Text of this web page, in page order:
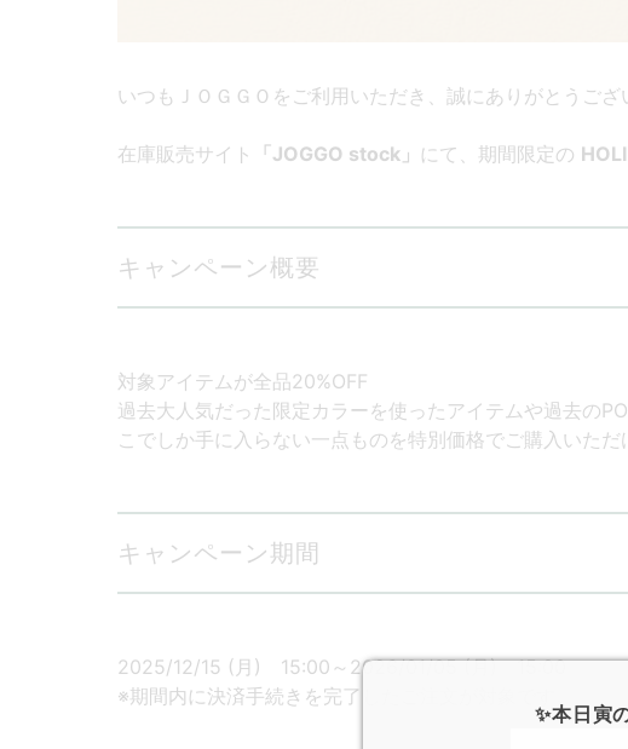
いつもＪＯＧＧＯをご利用いただき、誠にありがとうござ
在庫販売サイト 「JOGGO stock」 にて、期間限定の
キャンペーン概要
対象アイテムが全品20%OFF
過去大人気だった限定カラーを使ったアイテムや過去の
こでしか手に入らない一点ものを特別価格でご購入いただ
キャンペーン期間
2025/12/15 (月) 15:00～2026/01/05 (月) 15:00
※期間内に決済手続きを完了したご注文が対象です。
✨本日寅